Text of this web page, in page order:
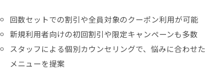
回数セットでの割引や全員対象のクーポン利用が可能
新規利用者向けの初回割引や限定キャンペーンも多数
スタッフによる個別カウンセリングで、悩みに合わせた
メニューを提案